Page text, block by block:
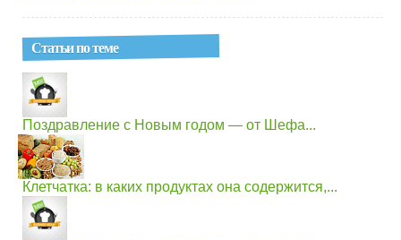
Статьи по теме
Поздравление с Новым годом — от Шефа...
Клетчатка: в каких продуктах она содержится,...